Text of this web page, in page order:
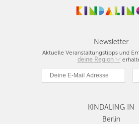
Newsletter
Aktuelle Veranstaltungstipps und
deine Region
Berlin
München
Hamburg
Köln
Düsseldorf
KINDALING IN
Berlin